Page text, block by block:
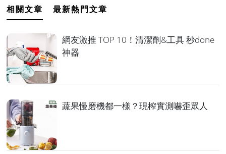
相關文章 最新熱門文章
網友激推 TOP 10！清潔劑&工具 秒done
神器
蔬果慢磨機都一樣？現榨實測嚇歪眾人